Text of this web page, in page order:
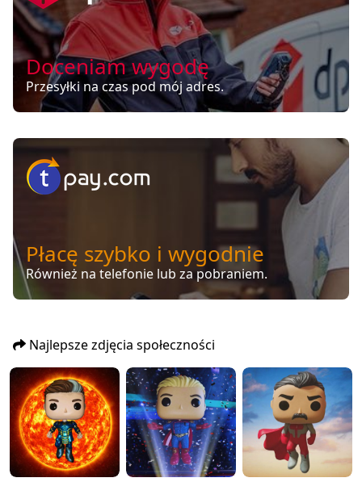
Doceniam wygodę
Przesyłki na czas pod mój adres.
Płacę szybko i wygodnie
Również na telefonie lub za pobraniem.
Najlepsze zdjęcia społeczności